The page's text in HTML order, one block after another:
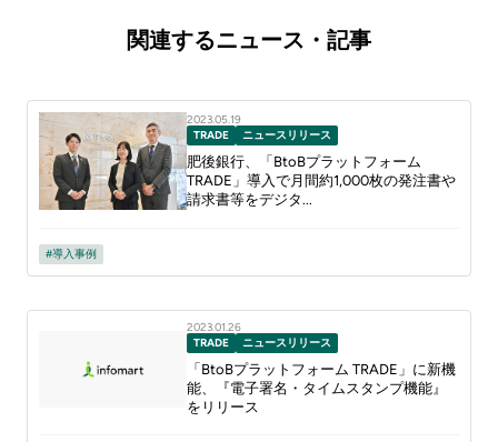
関連するニュース・記事
2023.05.19
TRADE
ニュースリリース
肥後銀行、「BtoBプラットフォーム
TRADE」導入で月間約1,000枚の発注書や
請求書等をデジタ...
導入事例
2023.01.26
TRADE
ニュースリリース
「BtoBプラットフォーム TRADE」に新機
能、『電子署名・タイムスタンプ機能』
をリリース